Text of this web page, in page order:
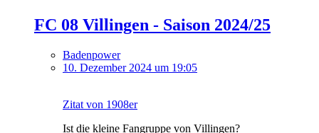
FC 08 Villingen - Saison 2024/25
Badenpower
10. Dezember 2024 um 19:05
Zitat von 1908er
Ist die kleine Fangruppe von Villingen?